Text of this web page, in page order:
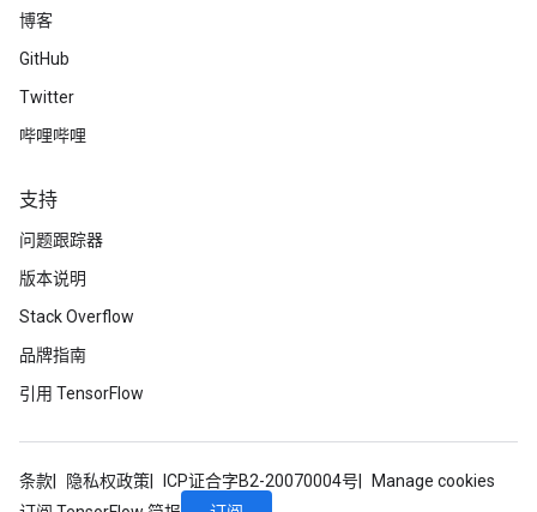
博客
GitHub
Twitter
哔哩哔哩
支持
问题跟踪器
版本说明
Stack Overflow
品牌指南
引用 TensorFlow
条款 隐私权政策 ICP证合字B2-20070004号
Manage cookies